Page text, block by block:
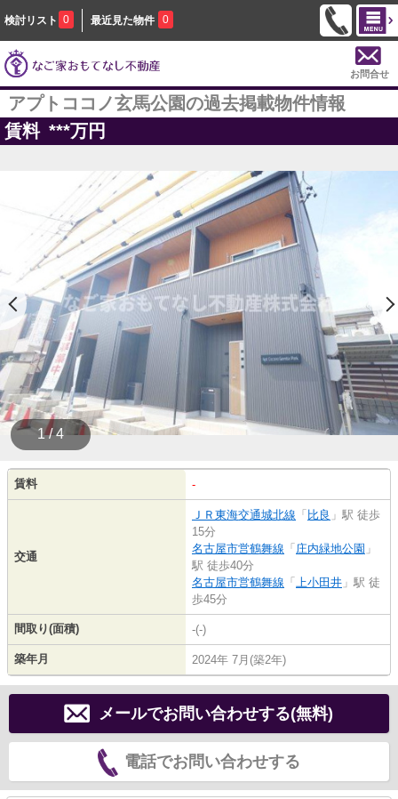
検討リスト 0 最近見た物件 0
お問合せ
アプトココノ玄馬公園の過去掲載物件情報
賃料 ***万円
1 / 4
賃料 -
交通
ＪＲ東海交通城北線 「 比良 」駅 徒歩
15分
名古屋市営鶴舞線 「 庄内緑地公園 」
駅 徒歩40分
名古屋市営鶴舞線 「 上小田井 」駅 徒
歩45分
間取り(面積) -(-)
築年月 2024年 7月(築2年)
メールでお問い合わせする(無料)
電話でお問い合わせする